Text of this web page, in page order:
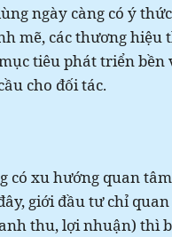
ngày càng có ý
mẽ, các thương hiệu
tiêu phát triển bền
cho đối tác.
có xu hướng quan
giới đầu tư chỉ
thu, lợi nhuận) thì